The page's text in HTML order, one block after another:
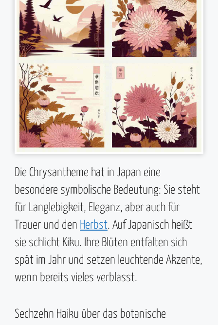
Die Chrysantheme hat in Japan eine
besondere symbolische Bedeutung: Sie steht
für Langlebigkeit, Eleganz, aber auch für
Trauer und den Herbst. Auf Japanisch heißt
sie schlicht Kiku. Ihre Blüten entfalten sich
spät im Jahr und setzen leuchtende Akzente,
wenn bereits vieles verblasst.
Sechzehn Haiku über das botanische